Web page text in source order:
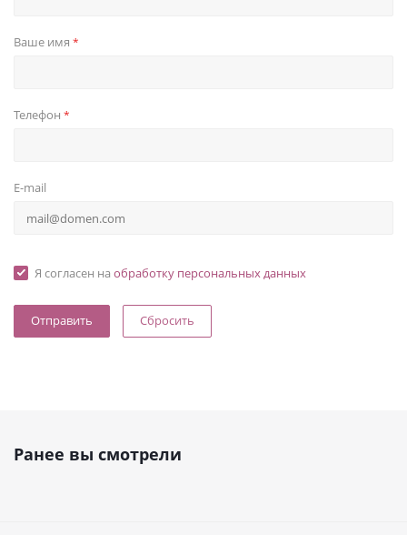
Ваше имя *
Телефон *
E-mail
Я согласен на обработку персональных данных
Сбросить
Ранее вы смотрели